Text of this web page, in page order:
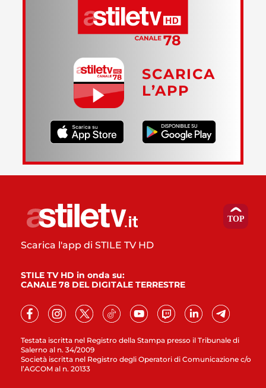
SCARICA
L’APP
Testata iscritta nel Registro della Stampa presso il Tribunale di
Salerno al n. 34/2009
Società iscritta nel Registro degli Operatori di Comunicazione c/o
l’AGCOM al n. 20133
Scarica l'app di STILE TV HD
STILE TV HD in onda su:
CANALE 78 DEL DIGITALE TERRESTRE